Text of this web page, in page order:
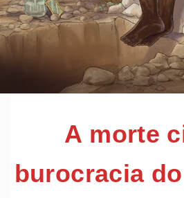
A morte
burocracia